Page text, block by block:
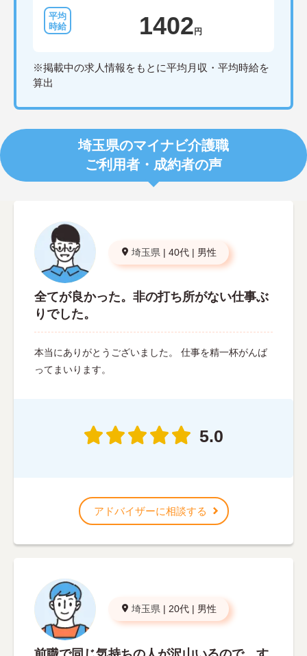
1402 円
※掲載中の求人情報をもとに平均月収・平均時給を
算出
埼玉県のマイナビ介護職
ご利用者・成約者の声
埼玉県 | 40代 | 男性
全てが良かった。非の打ち所がない仕事ぶ
りでした。
本当にありがとうございました。 仕事を精一杯がんば
ってまいります。
5.0
アドバイザーに相談する
埼玉県 | 20代 | 男性